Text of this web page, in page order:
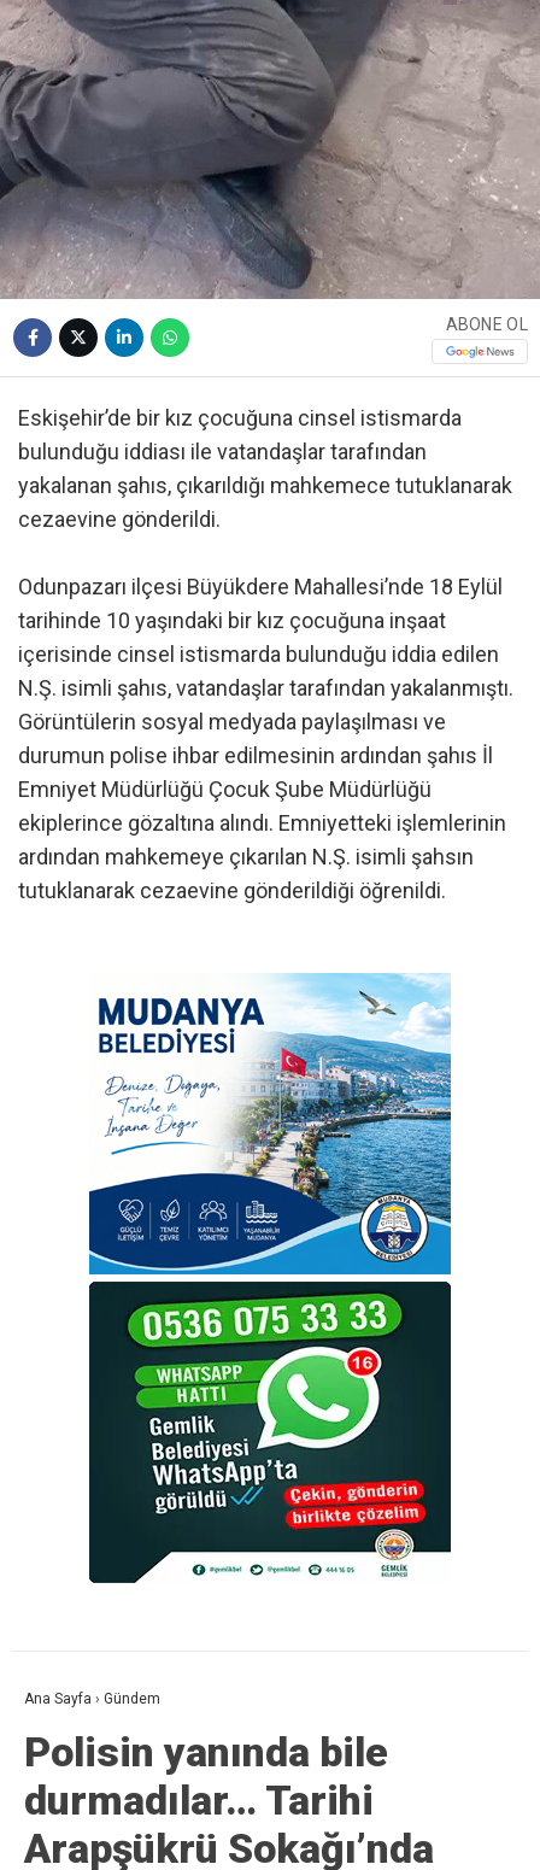
ABONE OL
Eskişehir’de bir kız çocuğuna cinsel istismarda
bulunduğu iddiası ile vatandaşlar tarafından
yakalanan şahıs, çıkarıldığı mahkemece tutuklanarak
cezaevine gönderildi.
Odunpazarı ilçesi Büyükdere Mahallesi’nde 18 Eylül
tarihinde 10 yaşındaki bir kız çocuğuna inşaat
içerisinde cinsel istismarda bulunduğu iddia edilen
N.Ş. isimli şahıs, vatandaşlar tarafından yakalanmıştı.
Görüntülerin sosyal medyada paylaşılması ve
durumun polise ihbar edilmesinin ardından şahıs İl
Emniyet Müdürlüğü Çocuk Şube Müdürlüğü
ekiplerince gözaltına alındı. Emniyetteki işlemlerinin
ardından mahkemeye çıkarılan N.Ş. isimli şahsın
tutuklanarak cezaevine gönderildiği öğrenildi.
Ana Sayfa › Gündem
Polisin yanında bile
durmadılar… Tarihi
Arapşükrü Sokağı’nda